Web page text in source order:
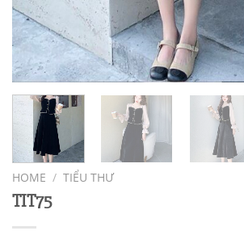
HOME / TIỂU THƯ
TIT75